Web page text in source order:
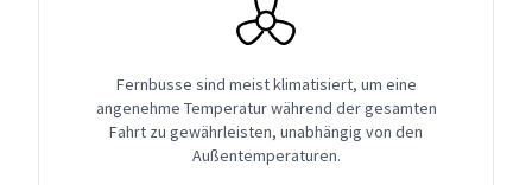
Fernbusse sind meist klimatisiert, um eine
angenehme Temperatur während der gesamten
Fahrt zu gewährleisten, unabhängig von den
Außentemperaturen.